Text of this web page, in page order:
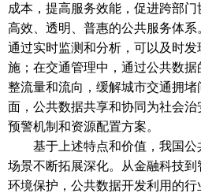
成本，提高服务效能，促进跨部
高效、透明、普惠的公共服务体系
通过实时监测和分析，可以及时
施；在交通管理中，通过公共数
整流量和流向，缓解城市交通拥
面，公共数据共享和协同为社会
预警机制和资源配置方案。
基于上述特点和价值，我国公
场景不断拓展深化。从金融科技到
环境保护，公共数据开发利用的